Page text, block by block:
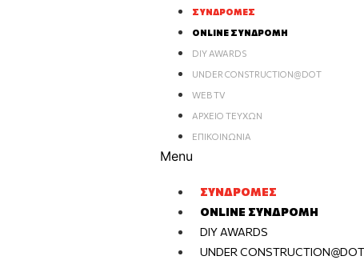
ΣΥΝΔΡΟΜΈΣ
ONLINE ΣΥΝΔΡΟΜΉ
DIY AWARDS
UNDER CONSTRUCTION@DOT
WEB TV
ΑΡΧΕΊΟ ΤΕΥΧΏΝ
ΕΠΙΚΟΙΝΩΝΊΑ
Menu
ΣΥΝΔΡΟΜΈΣ
ONLINE ΣΥΝΔΡΟΜΉ
DIY AWARDS
UNDER CONSTRUCTION@DOT